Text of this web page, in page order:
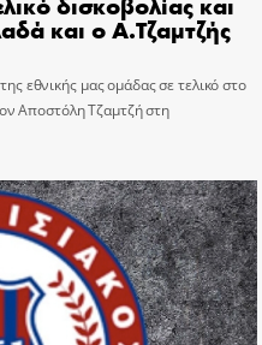
και ο Α.Τζαμτζής
εθνικής μας ομάδας σε τελικό στο
Αποστόλη Τζαμτζή στη